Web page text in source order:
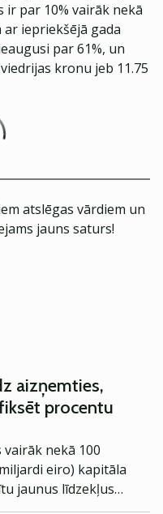
ir par 10% vairāk nekā
ar iepriekšējā gada
par 61%, un
kronu jeb 11.75
atslēgas vārdiem un
jauns saturs!
aizņemties,
procentu
nekā 100
eiro) kapitāla
jaunus līdzekļus
likmes sāk pieaugt.